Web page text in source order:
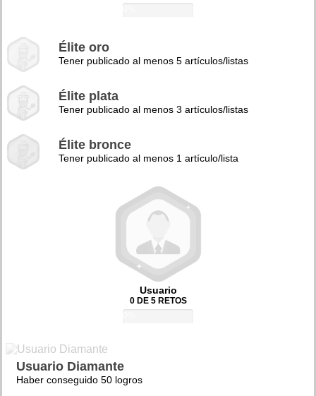
Élite oro
Tener publicado al menos 5 artículos/listas
Élite plata
Tener publicado al menos 3 artículos/listas
Élite bronce
Tener publicado al menos 1 artículo/lista
Usuario
0 DE 5 RETOS
Usuario Diamante
Haber conseguido 50 logros